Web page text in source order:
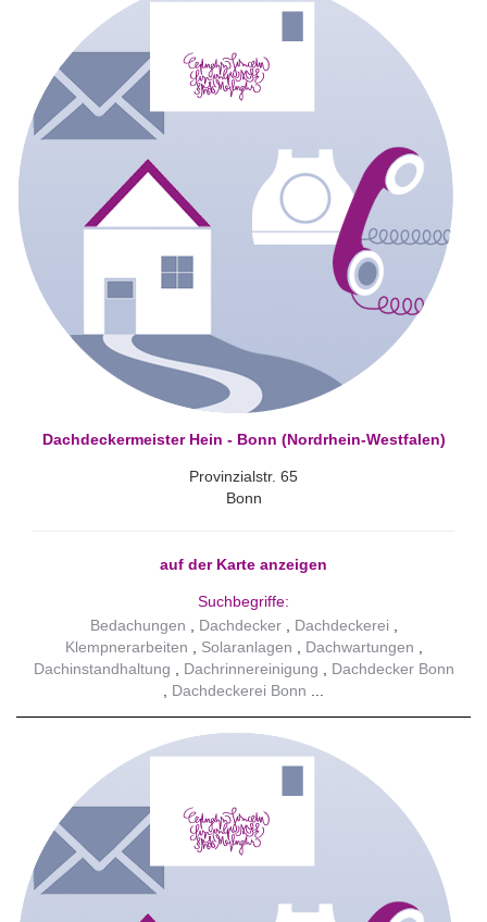
Dachdeckermeister Hein - Bonn (Nordrhein-Westfalen)
Provinzialstr. 65
Bonn
auf der Karte anzeigen
Suchbegriffe:
Bedachungen
Dachdecker
Dachdeckerei
Klempnerarbeiten
Solaranlagen
Dachwartungen
Dachinstandhaltung
Dachrinnereinigung
Dachdecker Bonn
Dachdeckerei Bonn